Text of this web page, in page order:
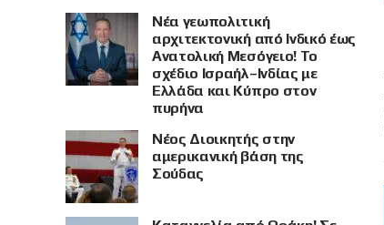
Νέα γεωπολιτική
αρχιτεκτονική από Ινδικό έως
Ανατολική Μεσόγειο! Το
σχέδιο Ισραήλ–Ινδίας με
Ελλάδα και Κύπρο στον
πυρήνα
Νέος Διοικητής στην
αμερικανική βάση της
Σούδας